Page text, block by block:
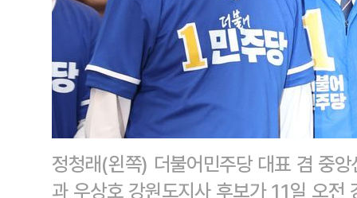
정청래(왼쪽) 더불어민주당 대표 겸 중
과 우상호 강원도지사 후보가 11일 오전